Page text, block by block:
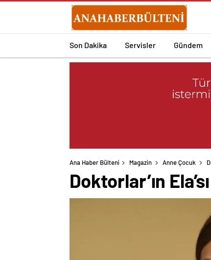
Son Dakika Servisler Gündem
Ana Haber Bülteni Magazin Anne Çocuk
Doktorlar’ın